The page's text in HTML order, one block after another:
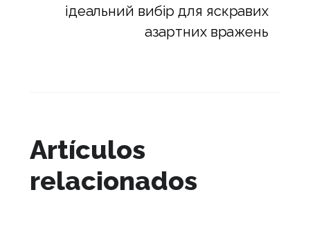
ідеальний вибір для яскравих
азартних вражень
Artículos
relacionados